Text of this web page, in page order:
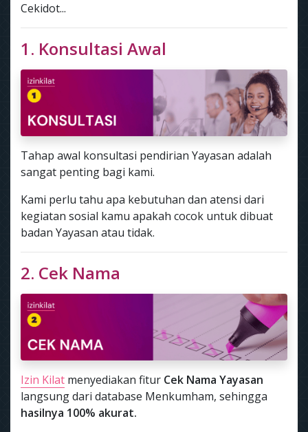
Cekidot...
1. Konsultasi Awal
Tahap awal konsultasi pendirian Yayasan adalah
sangat penting bagi kami.
Kami perlu tahu apa kebutuhan dan atensi dari
kegiatan sosial kamu apakah cocok untuk dibuat
badan Yayasan atau tidak.
2. Cek Nama
Izin Kilat menyediakan fitur Cek Nama Yayasan
langsung dari database Menkumham, sehingga
hasilnya 100% akurat.